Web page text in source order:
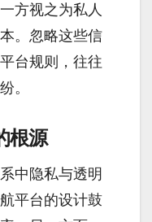
方视之为私人
。忽略这些信
台规则，往往
。
根源
中隐私与透明
平台的设计鼓